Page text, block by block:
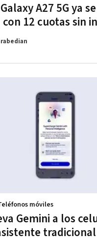
A27 5G ya
12 cuotas sin
Gemini a los
tradicional
móviles